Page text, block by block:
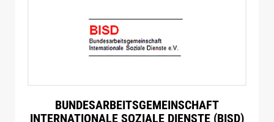
BUNDES­ARBEITS­GEMEIN­SCHAFT
INTERNATIONALE SOZIALE DIENSTE (BISD)